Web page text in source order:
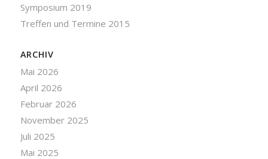
Symposium 2019
Treffen und Termine 2015
ARCHIV
Mai 2026
April 2026
Februar 2026
November 2025
Juli 2025
Mai 2025